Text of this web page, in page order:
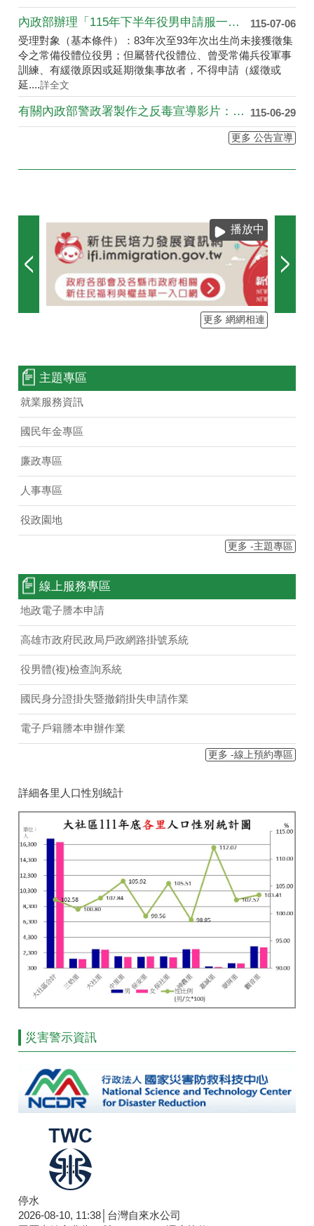
115-07-06
內政部辦理「115年下半年役男申請服一般替代役（第2次）甄選作業」，申請對象及時程如下
受理對象（基本條件）：83年次至93年次出生尚未接獲徵集
令之常備役體位役男；但屬替代役體位、曾受常備兵役軍事
訓練、有緩徵原因或延期徵集事故者，不得申請（緩徵或
延....詳全文
115-06-29
有關內政部警政署製作之反毒宣導影片：「毒駕，就是開上家破人亡的單行道，遠離毒品，拒絕毒駕！」，相關連結如下：https://youtu.be/EsUxHMwFQZQ? si=vcbLwAAqrxFeypgP
更多 公告宣導
播放中
更多 網網相連
主題專區
就業服務資訊
國民年金專區
廉政專區
人事專區
役政園地
更多 -主題專區
線上服務專區
地政電子謄本申請
高雄市政府民政局戶政網路掛號系統
役男體(複)檢查詢系統
國民身分證掛失暨撤銷掛失申請作業
電子戶籍謄本申辦作業
更多 -線上預約專區
詳細各里人口性別統計
災害警示資訊
停水
2026-08-10, 11:38│台灣自來水公司